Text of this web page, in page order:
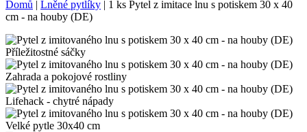
Domů | Lněné pytlíky | 1 ks Pytel z imitace lnu s potiskem 30 x 40
cm - na houby (DE)